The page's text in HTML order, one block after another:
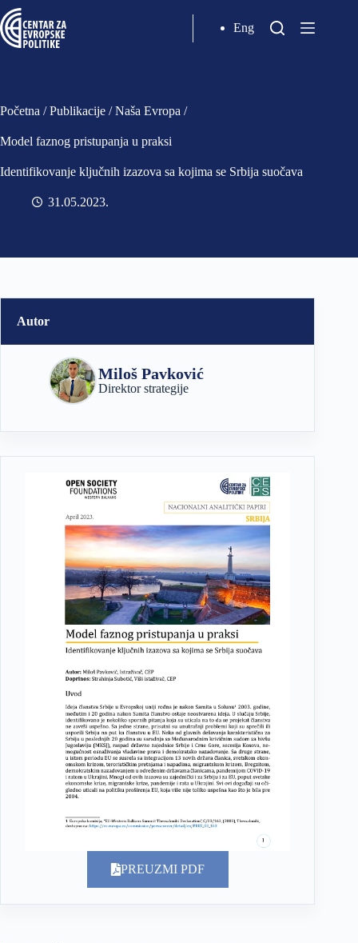
Eng
Početna /Publikacije /Naša Evropa /
Model faznog pristupanja u praksi
Identifikovanje ključnih izazova sa kojima se Srbija suočava
31.05.2023
Autor
Miloš Pavković
Direktor strategije
PREUZMI PDF